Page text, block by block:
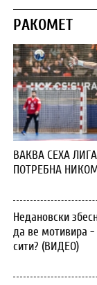
РАКОМЕТ
ВАКВА СЕХА
ПОТРЕБНА
Недановски
да ве мотивира
сити? (ВИДЕО)